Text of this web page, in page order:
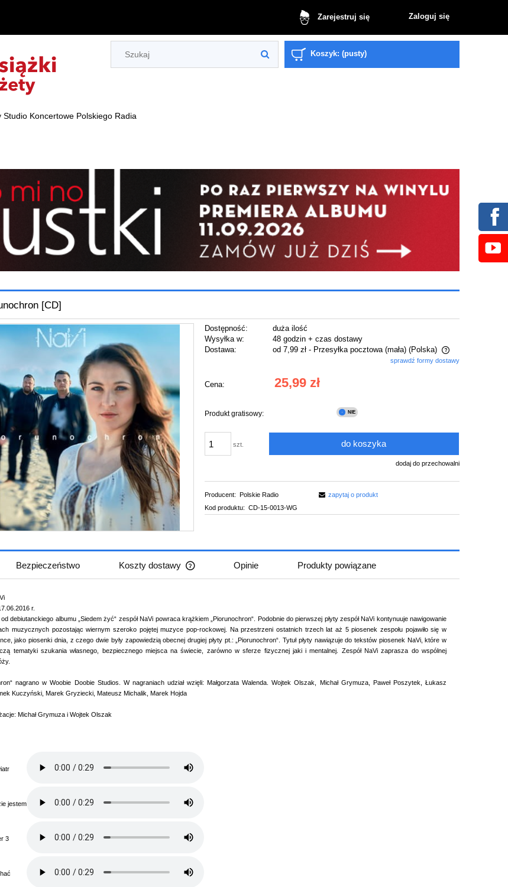
Zarejestruj się Zaloguj się
Koszyk: (pusty)
Studio Koncertowe Polskiego Radia
[CD]
Dostępność:
duża ilość
Wysyłka w:
48 godzin + czas dostawy
Dostawa:
od 7,99 zł - Przesyłka pocztowa (mała) (Polska)
Cena nie zawiera ewentualnych kosztów
płatności
sprawdź formy dostawy
Cena: 25,99 zł
Produkt gratisowy:
szt. do koszyka
dodaj do przechowalni
Producent: Polskie Radio
Kod produktu: CD-15-0013-WG
zapytaj o produkt
Bezpieczeństwo Koszty dostawy Opinie Produkty powiązane
r.
debiutanckiego albumu „Siedem żyć“ zespół NaVi powraca krążkiem „Piorunochron“. Podobnie do pierwszej płyty zespół NaVi kontynuuje nawigowanie
muzycznych pozostając wiernym szeroko pojętej muzyce pop-rockowej. Na przestrzeni ostatnich trzech lat aż 5 piosenek zespołu pojawiło się w
jako piosenki dnia, z czego dwie były zapowiedzią obecnej drugiej płyty pt.: „Piorunochron“. Tytuł płyty nawiązuje do tekstów piosenek NaVi, które w
tematyki szukania własnego, bezpiecznego miejsca na świecie, zarówno w sferze fizycznej jaki i mentalnej. Zespół NaVi zaprasza do wspólnej
nagrano w Woobie Doobie Studios. W nagraniach udział wzięli: Małgorzata Walenda. Wojtek Olszak, Michał Grymuza, Paweł Poszytek, Łukasz
Kuczyński, Marek Gryziecki, Mateusz Michalik, Marek Hojda
Michał Grymuza i Wojtek Olszak
jestem
3